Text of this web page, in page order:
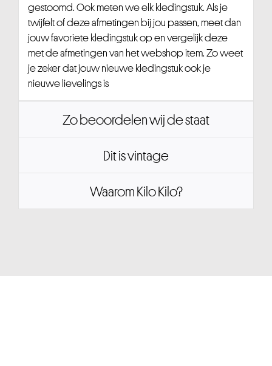
gestoomd. Ook meten we elk kledingstuk. Als je
twijfelt of deze afmetingen bij jou passen, meet dan
jouw favoriete kledingstuk op en vergelijk deze
met de afmetingen van het webshop item. Zo weet
je zeker dat jouw nieuwe kledingstuk ook je
nieuwe lievelings is
Zo beoordelen wij de staat
Dit is vintage
Waarom Kilo Kilo?